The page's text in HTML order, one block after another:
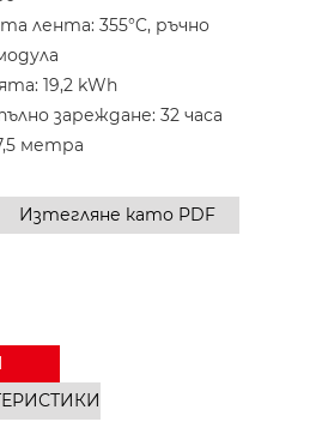
лента: 355°C, ръчно
19,2 kWh
зареждане: 32 часа
метра
Изтегляне като PDF